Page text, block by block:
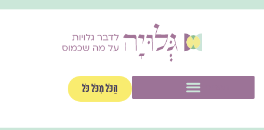
הַכֹּל מִכֹּל כֹּל